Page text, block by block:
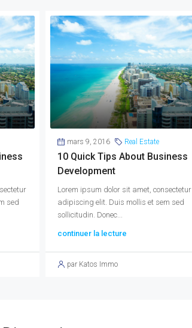
sed
mars 9, 2016 Real Estate
10 Quick Tips About Business
Development
Lorem ipsum dolor sit amet, consectetur
adipiscing elit. Duis mollis et sem sed
sollicitudin. Donec...
continuer la lecture
par Katos Immo